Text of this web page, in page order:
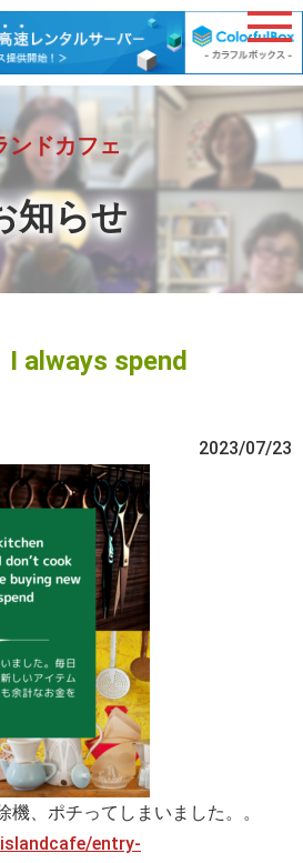
ンドカフェ
知らせ
always spend
2023/07/23
、ポチってしまいました。。
entry-